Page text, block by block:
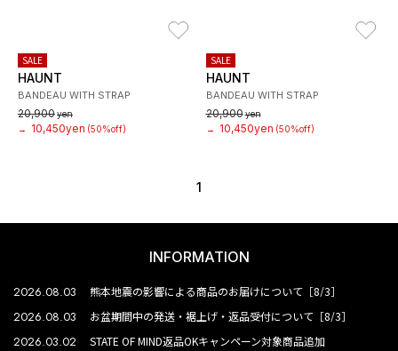
SALE
HAUNT
BANDEAU WITH STRAP
20,900yen
→
10,450yen (50%off)
SALE
HAUNT
BANDEAU WITH STRAP
20,900yen
→
10,450yen (50%off)
1
INFORMATION
2026.08.03 熊本地震の影響による商品のお届けについて［8/3］
2026.08.03 お盆期間中の発送・裾上げ・返品受付について［8/3］
2026.03.02 STATE OF MIND返品OKキャンペーン対象商品追加